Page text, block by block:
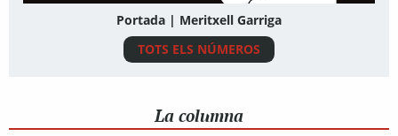
Portada | Meritxell Garriga
TOTS ELS NÚMEROS
La columna